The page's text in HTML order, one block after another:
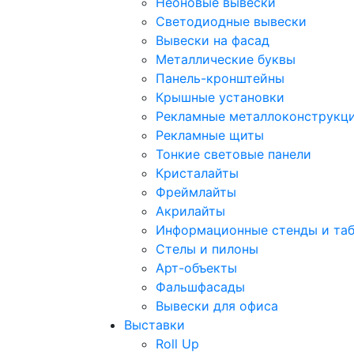
Светодиодные вывески
Вывески на фасад
Металлические буквы
Панель-кронштейны
Крышные установки
Рекламные
Рекламные щиты
Тонкие световые панели
Кристалайты
Фреймлайты
Акрилайты
Информационные стенды и
Стелы и пилоны
Арт-объекты
Фальшфасады
Вывески для офиса
Выставки
Roll Up